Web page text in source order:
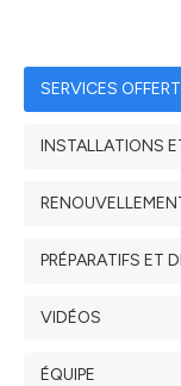
SERVICES
INSTALLATIONS
PRÉPARATIFS ET
VIDÉOS
ÉQUIPE